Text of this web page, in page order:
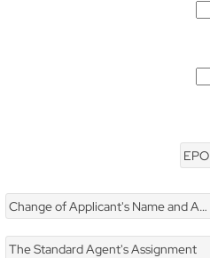
EPO
Change of Applicant's Name and Address
The Standard Agent's Assignment